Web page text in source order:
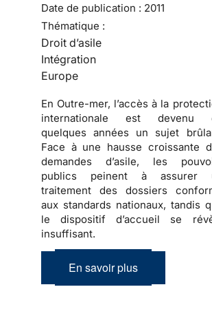
Date de publication : 2011
Thématique :
Droit d’asile
Intégration
Europe
En Outre-mer, l’accès à la
internationale est devenu
quelques années un sujet
Face à une hausse croissante
demandes d’asile, les
publics peinent à assurer
traitement des dossiers
aux standards nationaux, tandis
le dispositif d’accueil se
insuffisant.
En savoir plus